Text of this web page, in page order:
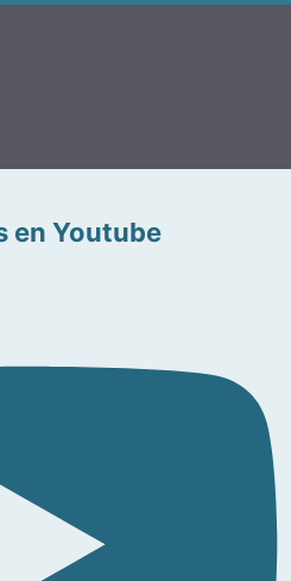
en Youtube